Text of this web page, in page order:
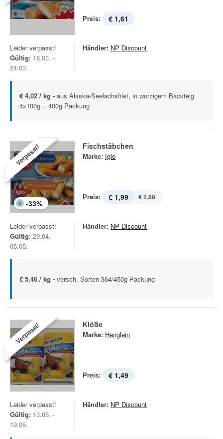
Preis: € 1,61
Leider verpasst!
Gültig: 18.03. -
24.03.
Händler: NP Discount
€ 4,02 / kg - aus Alaska-Seelachsfilet, in würzigem Backteig
4x100g = 400g Packung
Verpasst!
-33%
Fischstäbchen
Marke: Iglo
Preis: € 1,99 € 2,99
Leider verpasst!
Gültig: 29.04. -
05.05.
Händler: NP Discount
€ 5,46 / kg - versch. Sorten 364/450g Packung
Verpasst! Klöße
Marke: Henglein
Preis: € 1,49
Leider verpasst!
Gültig: 13.05. -
19.05.
Händler: NP Discount